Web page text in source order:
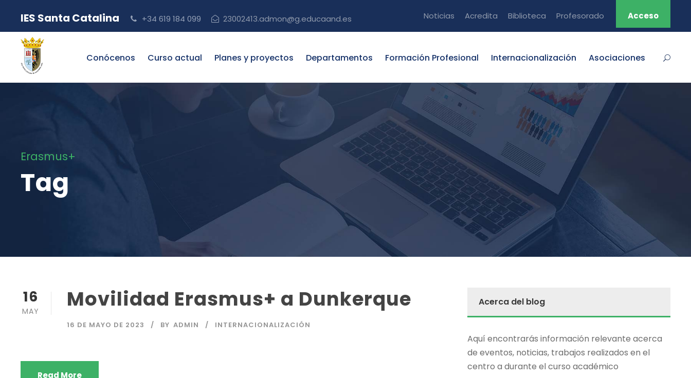
IES Santa Catalina +34 619 184 099 23002413.admon@g.educaand.es Noticias Acredita Biblioteca Profesorado Acceso
Conócenos Curso actual Planes y proyectos Departamentos Formación Profesional Internacionalización Asociaciones
Erasmus+
Tag
16
MAY Movilidad Erasmus+ a Dunkerque
16 DE MAYO DE 2023 BY ADMIN INTERNACIONALIZACIÓN
Read More
Acerca del blog
Aquí encontrarás información relevante acerca
de eventos, noticias, trabajos realizados en el
centro a durante el curso académico